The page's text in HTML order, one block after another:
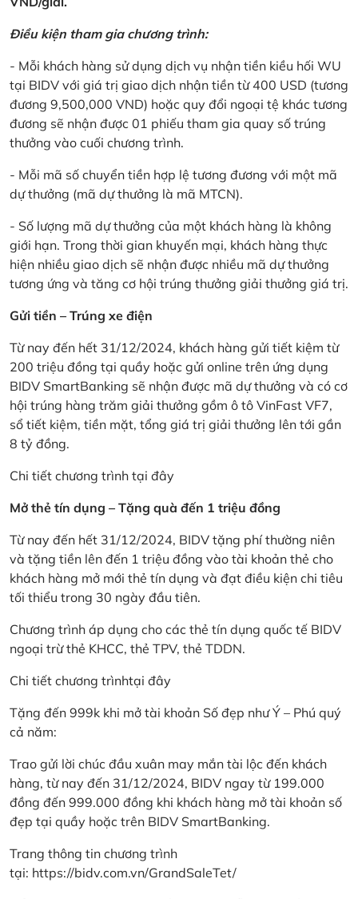
Điều kiện tham gia chương trình:
- Mỗi khách hàng sử dụng dịch vụ nhận tiền kiều hối WU
tại BIDV với giá trị giao dịch nhận tiền từ 400 USD (tương
đương 9,500,000 VND) hoặc quy đổi ngoại tệ khác tương
đương sẽ nhận được 01 phiếu tham gia quay số trúng
thưởng vào cuối chương trình.
- Mỗi mã số chuyển tiền hợp lệ tương đương với một mã
dự thưởng (mã dự thưởng là mã MTCN).
- Số lượng mã dự thưởng của một khách hàng là không
giới hạn. Trong thời gian khuyến mại, khách hàng thực
hiện nhiều giao dịch sẽ nhận được nhiều mã dự thưởng
tương ứng và tăng cơ hội trúng thưởng giải thưởng giá trị.
Gửi tiền – Trúng xe điện
Từ nay đến hết 31/12/2024, khách hàng gửi tiết kiệm từ
200 triệu đồng tại quầy hoặc gửi online trên ứng dụng
BIDV SmartBanking sẽ nhận được mã dự thưởng và có cơ
hội trúng hàng trăm giải thưởng gồm ô tô VinFast VF7,
sổ tiết kiệm, tiền mặt, tổng giá trị giải thưởng lên tới gần
8 tỷ đồng.
Chi tiết chương trình tại đây
Mở thẻ tín dụng – Tặng quà đến 1 triệu đồng
Từ nay đến hết 31/12/2024, BIDV tặng phí thường niên
và tặng tiền lên đến 1 triệu đồng vào tài khoản thẻ cho
khách hàng mở mới thẻ tín dụng và đạt điều kiện chi tiêu
tối thiểu trong 30 ngày đầu tiên.
Chương trình áp dụng cho các thẻ tín dụng quốc tế BIDV
ngoại trừ thẻ KHCC, thẻ TPV, thẻ TDDN.
Chi tiết chương trìnhtại đây
Tặng đến 999k khi mở tài khoản Số đẹp như Ý – Phú quý
cả năm:
Trao gửi lời chúc đầu xuân may mắn tài lộc đến khách
hàng, từ nay đến 31/12/2024, BIDV ngay từ 199.000
đồng đến 999.000 đồng khi khách hàng mở tài khoản số
đẹp tại quầy hoặc trên BIDV SmartBanking.
Trang thông tin chương trình
tại: https://bidv.com.vn/GrandSaleTet/